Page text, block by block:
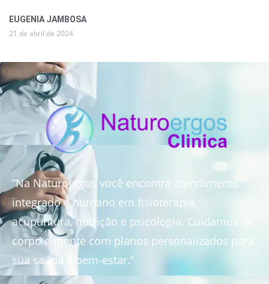
EUGENIA JAMBOSA
21 de abril de 2024
“Na Naturoergos você encontra atendimento
integrado e humano em fisioterapia,
acupuntura, nutrição e psicologia. Cuidamos de
corpo e mente com planos personalizados para
sua saúde e bem-estar.”